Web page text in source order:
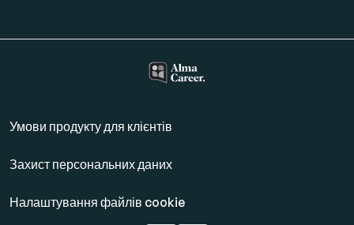
Умови продукту для клієнтів
Захист персональних даних
Налаштування файлів cookie